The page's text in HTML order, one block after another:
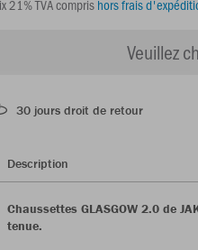
21% TVA comprishors frais
Veuillez
30 jours droit de retour
Description
Chaussettes GLASGOW 2.0 de
tenue.